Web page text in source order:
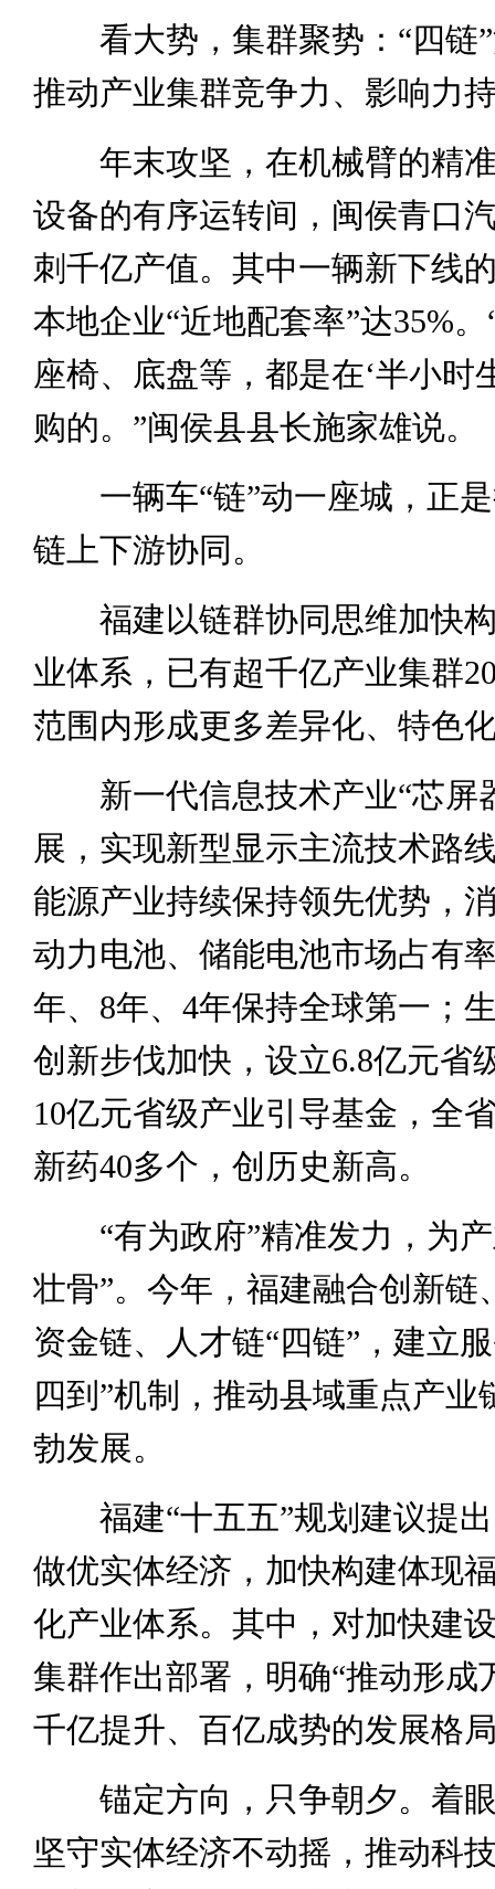
看大势，集群聚势：“四链”
推动产业集群竞争力、影响力
年末攻坚，在机械臂的精准
设备的有序运转间，闽侯青口
刺千亿产值。其中一辆新下线
本地企业“近地配套率”达35%
座椅、底盘等，都是在‘半小时
购的。”闽侯县县长施家雄说。
一辆车“链”动一座城，正是
链上下游协同。
福建以链群协同思维加快构
业体系，已有超千亿产业集群
范围内形成更多差异化、特色
新一代信息技术产业“芯屏
展，实现新型显示主流技术路
能源产业持续保持领先优势，
动力电池、储能电池市场占有
年、8年、4年保持全球第一；
创新步伐加快，设立6.8亿元省
10亿元省级产业引导基金，全
新药40多个，创历史新高。
“有为政府”精准发力，为产
壮骨”。今年，福建融合创新链
资金链、人才链“四链”，建立
四到”机制，推动县域重点产业
勃发展。
福建“十五五”规划建议提出
做优实体经济，加快构建体现
化产业体系。其中，对加快建
集群作出部署，明确“推动形成
千亿提升、百亿成势的发展格
锚定方向，只争朝夕。着眼
坚守实体经济不动摇，推动科